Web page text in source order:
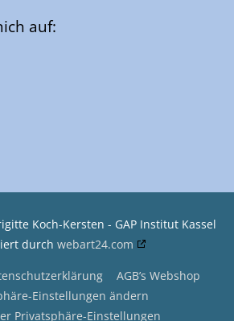
auf:
Koch-Kersten - GAP Institut Kassel
durch webart24.com
AGB’s Webshop
Einstellungen ändern
Privatsphäre-Einstellungen